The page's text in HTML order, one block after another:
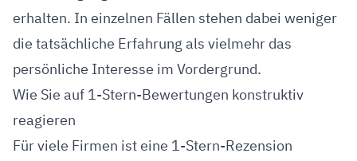
erhalten. In einzelnen Fällen stehen dabei weniger
die tatsächliche Erfahrung als vielmehr das
persönliche Interesse im Vordergrund.
Wie Sie auf 1-Stern-Bewertungen konstruktiv
reagieren
Für viele Firmen ist eine 1-Stern-Rezension